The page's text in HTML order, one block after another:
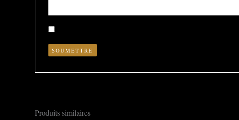
Produits similaires